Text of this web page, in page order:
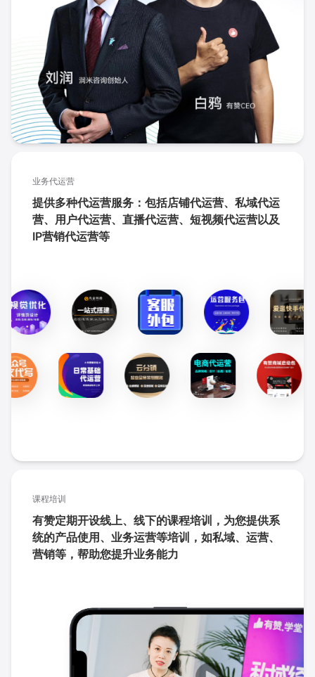
业务代运营
提供多种代运营服务：包括店铺代运营、私域代运
营、用户代运营、直播代运营、短视频代运营以及
IP营销代运营等
课程培训
有赞定期开设线上、线下的课程培训，为您提供系
统的产品使用、业务运营等培训，如私域、运营、
营销等，帮助您提升业务能力